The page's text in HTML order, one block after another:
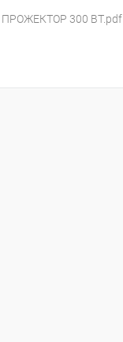
300 ВТ.pdf